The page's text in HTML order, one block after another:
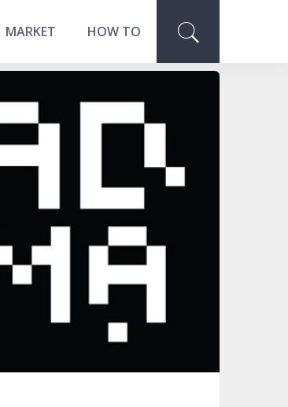
MARKET HOW TO